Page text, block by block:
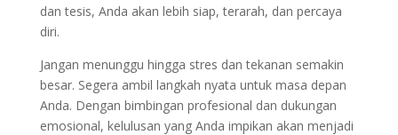
dan tesis, Anda akan lebih siap, terarah, dan percaya
diri.
Jangan menunggu hingga stres dan tekanan semakin
besar. Segera ambil langkah nyata untuk masa depan
Anda. Dengan bimbingan profesional dan dukungan
emosional, kelulusan yang Anda impikan akan menjadi